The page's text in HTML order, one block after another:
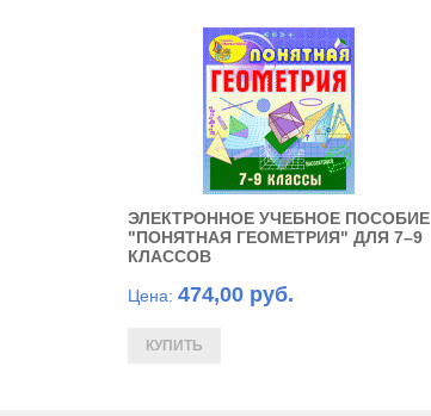
ЭЛЕКТРОННОЕ УЧЕБНОЕ ПОСОБИЕ
"ПОНЯТНАЯ ГЕОМЕТРИЯ" ДЛЯ 7–9
КЛАССОВ
Цена: 474,00 руб.